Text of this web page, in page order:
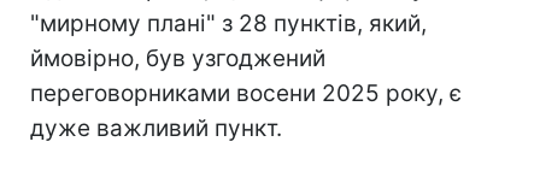
"мирному плані" з 28 пунктів, який,
ймовірно, був узгоджений
переговорниками восени 2025 року, є
дуже важливий пункт.